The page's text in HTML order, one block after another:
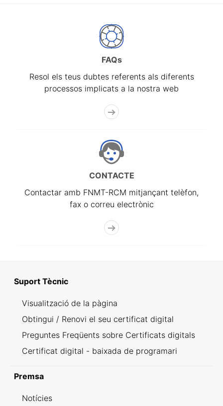
FAQs
Resol els teus dubtes referents als diferents
processos implicats a la nostra web
CONTACTE
Contactar amb FNMT-RCM mitjançant telèfon,
fax o correu electrònic
Suport Tècnic
Visualització de la pàgina
Obtingui / Renovi el seu certificat digital
Preguntes Freqüents sobre Certificats digitals
Certificat digital - baixada de programari
Premsa
Notícies